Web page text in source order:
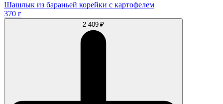
Шашлык из бараньей корейки с картофелем
370 г
2 409 ₽